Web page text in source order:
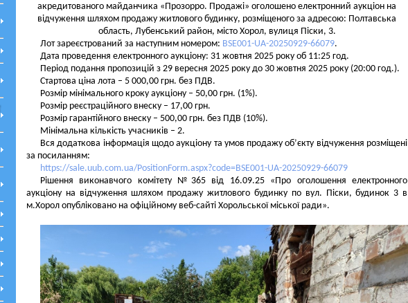
акредитованого майданчика «Прозорро. Продажі» оголошено електронний аукціон на
відчуження шляхом продажу житлового будинку, розміщеного за адресою: Полтавська
область, Лубенський район, місто Хорол, вулиця Піски, 3.
Лот зареєстрований за наступним номером: BSE001-UA-20250929-66079.
Дата проведення електронного аукціону: 31 жовтня 2025 року об 11:25 год.
Період подання пропозицій з 29 вересня 2025 року до 30 жовтня 2025 року (20:00 год.).
Стартова ціна лота – 5 000,00 грн. без ПДВ.
Розмір мінімального кроку аукціону – 50,00 грн. (1%).
Розмір реєстраційного внеску – 17,00 грн.
Розмір гарантійного внеску – 500,00 грн. без ПДВ (10%).
Мінімальна кількість учасників – 2.
Вся додаткова інформація щодо аукціону та умов продажу об’єкту відчуження розміщені
за посиланням:
https://sale.uub.com.ua/PositionForm.aspx?code=BSE001-UA-20250929-66079
Рішення виконавчого комітету №365 від 16.09.25 «Про оголошення електронного
аукціону на відчуження шляхом продажу житлового будинку по вул. Піски, будинок 3 в
м.Хорол опубліковано на офіційному веб-сайті Хорольської міської ради».